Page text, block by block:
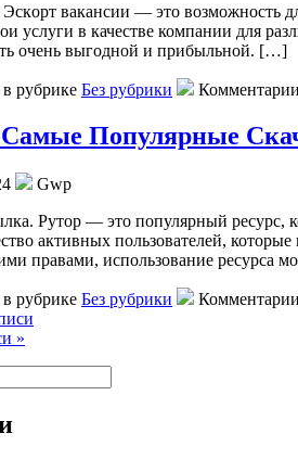
вакансии — это возможность
услуги в качестве компании для
очень выгодной и прибыльной. […]
рубрике Без рубрики
Популярные
Gwp
Рутор — это популярный ресурс,
активных пользователей,
правами, использование ресурса
рубрике Без рубрики
»